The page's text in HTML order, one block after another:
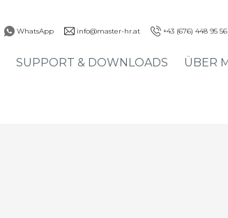
WhatsApp info@master-hr.at +43 (676) 448 95 56
SUPPORT & DOWNLOADS ÜBER